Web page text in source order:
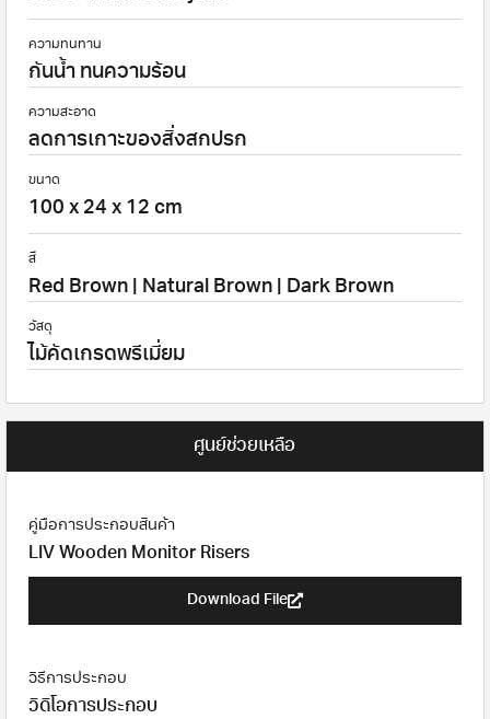
ความทนทาน
กันน้ำ ทนความร้อน
ความสะอาด
ลดการเกาะของสิ่งสกปรก
ขนาด
100 x 24 x 12 cm
สี
Red Brown | Natural Brown | Dark Brown
วัสดุ
ไม้คัดเกรดพรีเมี่ยม
ศูนย์ช่วยเหลือ
คู่มือการประกอบสินค้า
LIV Wooden Monitor Risers
Download File
วิธีการประกอบ
วิดิโอการประกอบ